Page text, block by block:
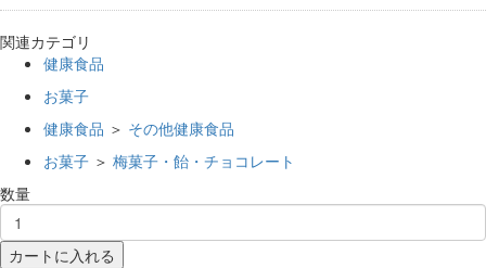
関連カテゴリ
健康食品
お菓子
健康食品 ＞ その他健康食品
お菓子 ＞ 梅菓子・飴・チョコレート
数量
カートに入れる